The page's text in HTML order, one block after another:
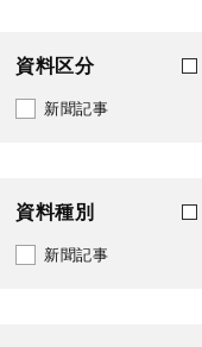
資料区分
新聞記事
資料種別
新聞記事